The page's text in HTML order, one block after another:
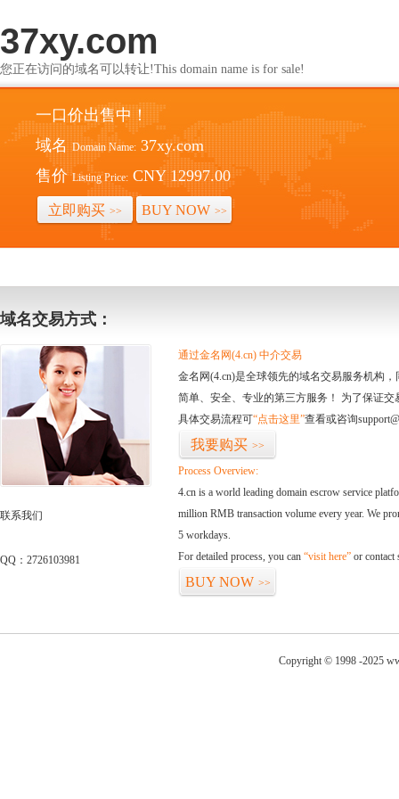
37xy.com
您正在访问的域名可以转让!This domain name is for sale!
一口价出售中！
域名 Domain Name: 37xy.com
售价 Listing Price: CNY 12997.00
立即购买 >> BUY NOW >>
域名交易方式：
联系我们
QQ：2726103981
通过金名网(4.cn) 中介交易
金名网(4.cn)是全球领先的域名交易服务机构
简单、安全、专业的第三方服务！ 为了保证
具体交易流程可“点击这里”查看或咨询
我要购买 >>
Process Overview:
4.cn is a world leading domain escrow service
million RMB transaction volume every year. We
5 workdays.
For detailed process, you can “visit here” or contact
BUY NOW >>
Copyright © 1998 -2025